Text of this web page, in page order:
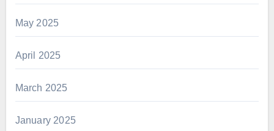
May 2025
April 2025
March 2025
January 2025